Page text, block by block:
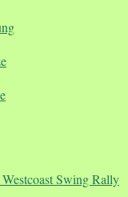
Swing Rally